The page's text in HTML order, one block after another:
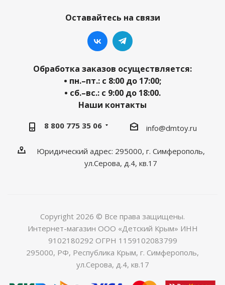
Оставайтесь на связи
Обработка заказов осуществляется:
• пн.–пт.: с 8:00 до 17:00;
• сб.–вс.: с 9:00 до 18:00.
Наши контакты
8 800 775 35 06 info@dmtoy.ru
Юридический адрес: 295000, г. Симферополь,
ул.Серова, д.4, кв.17
Copyright 2026 © Все права защищены.
Интернет-магазин ООО «Детский Крым» ИНН
9102180292 ОГРН 1159102083799
295000, РФ, Республика Крым, г. Симферополь,
ул.Серова, д.4, кв.17